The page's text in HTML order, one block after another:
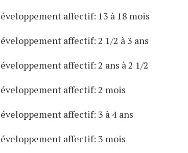
affectif: 13 à 18 mois
affectif: 2 1/2 à 3 ans
affectif: 2 ans à 2 1/2
affectif: 2 mois
affectif: 3 à 4 ans
affectif: 3 mois